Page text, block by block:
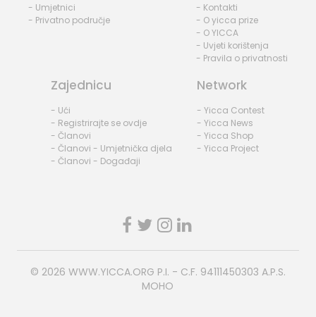
- Umjetnici
- Privatno područje
- Kontakti
- O yicca prize
- O YICCA
- Uvjeti korištenja
- Pravila o privatnosti
Zajednicu
- Ući
- Registrirajte se ovdje
- Članovi
- Članovi - Umjetnička djela
- Članovi - Događaji
Network
- Yicca Contest
- Yicca News
- Yicca Shop
- Yicca Project
© 2026 WWW.YICCA.ORG P.I. - C.F. 94111450303 A.P.S.
MOHO